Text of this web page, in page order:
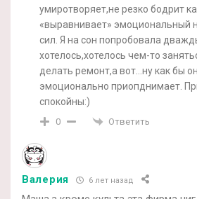
умиротворяет,не резко бодрит
«выравнивает» эмоциональный
сил. Я на сон попробовала
хотелось,хотелось чем-то
делать ремонт,а вот…ну как бы
эмоционально приопднимает.
спокойны:)
0 Ответить
Валерия 6 лет назад